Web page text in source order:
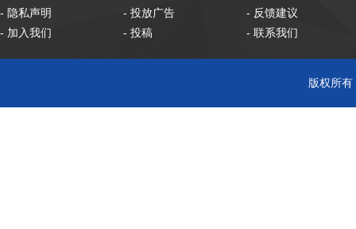
- 隐私声明
- 加入我们
- 投放广告
- 投稿
- 反馈建议
- 联系我们
版权所